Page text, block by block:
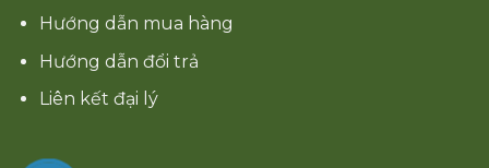
Hướng dẫn mua hàng
Hướng dẫn đổi trả
Liên kết đại lý